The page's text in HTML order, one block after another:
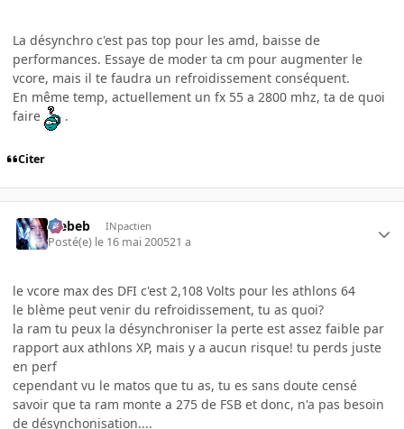
La désynchro c'est pas top pour les amd, baisse de
performances. Essaye de moder ta cm pour augmenter le
vcore, mais il te faudra un refroidissement conséquent.
En même temp, actuellement un fx 55 a 2800 mhz, ta de quoi
faire
.
Citer
Trebeb INpactien
Posté(e) le 16 mai 200521 a
le vcore max des DFI c'est 2,108 Volts pour les athlons 64
le blème peut venir du refroidissement, tu as quoi?
la ram tu peux la désynchroniser la perte est assez faible par
rapport aux athlons XP, mais y a aucun risque! tu perds juste
en perf
cependant vu le matos que tu as, tu es sans doute censé
savoir que ta ram monte a 275 de FSB et donc, n'a pas besoin
de désynchonisation....